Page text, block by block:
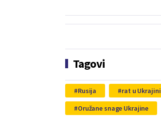
Tagovi
Rusija rat u Ukrajini
Oružane snage Ukrajine